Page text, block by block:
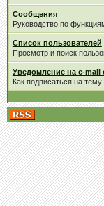
Сообщения
Руководство по
Список пользователей
Просмотр и поиск
Уведомление на e-
Как подписаться на